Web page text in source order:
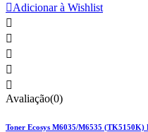
Adicionar à Wishlist





Avaliação(0)
Toner Ecosys M6035/M6535 (TK5150K)